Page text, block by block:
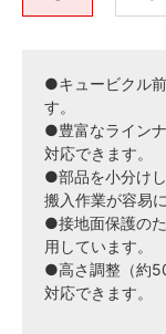
●キュービクル
す。
●豊富なライン
対応できます。
●部品を小分け
搬入作業が容易
●接地面保護の
用しています。
●高さ調整（約
対応できます。